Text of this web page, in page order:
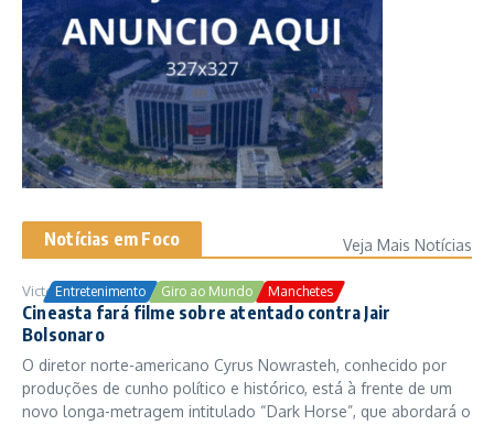
Notícias em Foco Veja Mais Notícias
Entretenimento Giro ao Mundo Manchetes
Victor Samuel 24/10/2025
Cineasta fará filme sobre atentado contra Jair
Bolsonaro
O diretor norte-americano Cyrus Nowrasteh, conhecido por
produções de cunho político e histórico, está à frente de um
novo longa-metragem intitulado “Dark Horse”, que abordará o